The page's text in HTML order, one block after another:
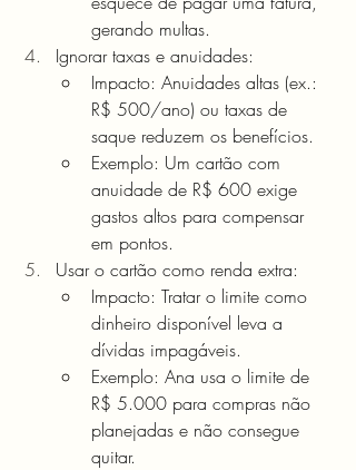
gerando multas.
Ignorar taxas e anuidades:
Impacto: Anuidades altas (ex.:
R$ 500/ano) ou taxas de
saque reduzem os benefícios.
Exemplo: Um cartão com
anuidade de R$ 600 exige
gastos altos para compensar
em pontos.
Usar o cartão como renda extra:
Impacto: Tratar o limite como
dinheiro disponível leva a
dívidas impagáveis.
Exemplo: Ana usa o limite de
R$ 5.000 para compras não
planejadas e não consegue
quitar.